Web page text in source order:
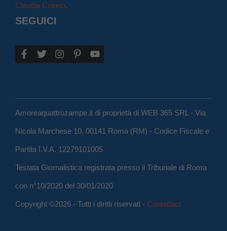
Claudia Colono.
SEGUICI
Amoreaquattrozampe.it di proprietà di WEB 365 SRL - Via
Nicola Marchese 10, 00141 Roma (RM) - Codice Fiscale e
Partita I.V.A. 12279101005
Testata Giornalistica registrata presso il Tribunale di Roma
con n°10/2020 del 30/01/2020
Copyright ©2026 - Tutti i diritti riservati - Contattaci